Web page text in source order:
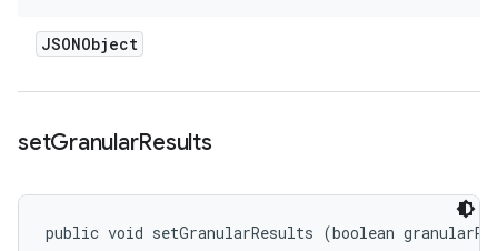
JSONObject
setGranularResults
public void setGranularResults (boolean